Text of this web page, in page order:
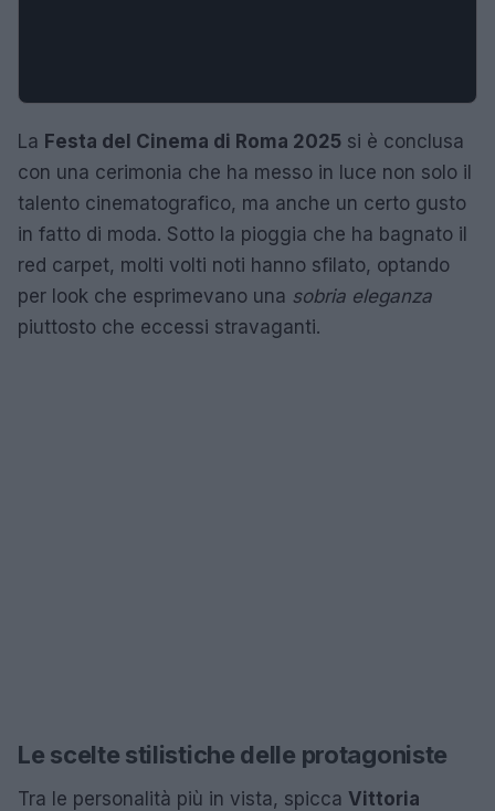
La Festa del Cinema di Roma 2025 si è conclusa
con una cerimonia che ha messo in luce non solo il
talento cinematografico, ma anche un certo gusto
in fatto di moda. Sotto la pioggia che ha bagnato il
red carpet, molti volti noti hanno sfilato, optando
per look che esprimevano una sobria eleganza
piuttosto che eccessi stravaganti.
Le scelte stilistiche delle protagoniste
Tra le personalità più in vista, spicca Vittoria